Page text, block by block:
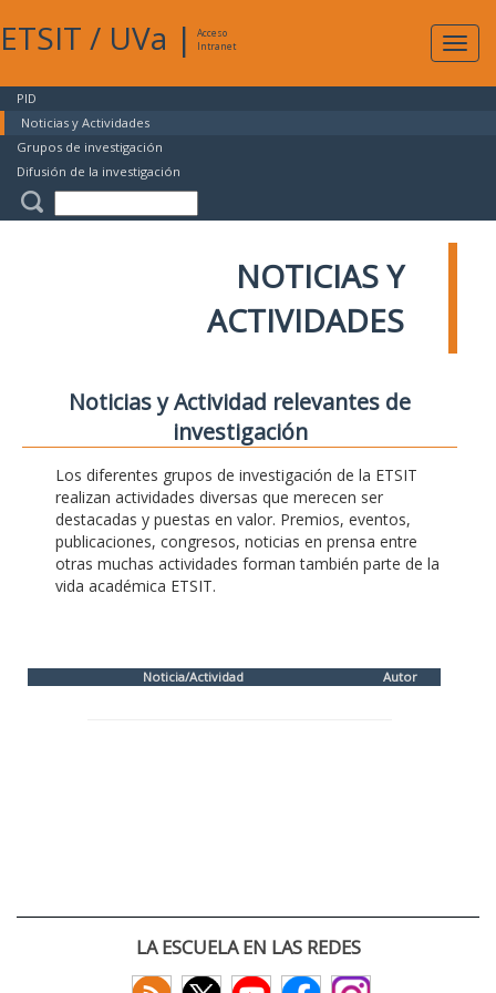
ETSIT / UVa |
Acceso
Intranet
PID
Noticias y Actividades
Grupos de investigación
Difusión de la investigación
NOTICIAS Y
ACTIVIDADES
Noticias y Actividad relevantes de
investigación
Los diferentes grupos de investigación de la ETSIT
realizan actividades diversas que merecen ser
destacadas y puestas en valor. Premios, eventos,
publicaciones, congresos, noticias en prensa entre
otras muchas actividades forman también parte de la
vida académica ETSIT.
Noticia/Actividad Autor
LA ESCUELA EN LAS REDES